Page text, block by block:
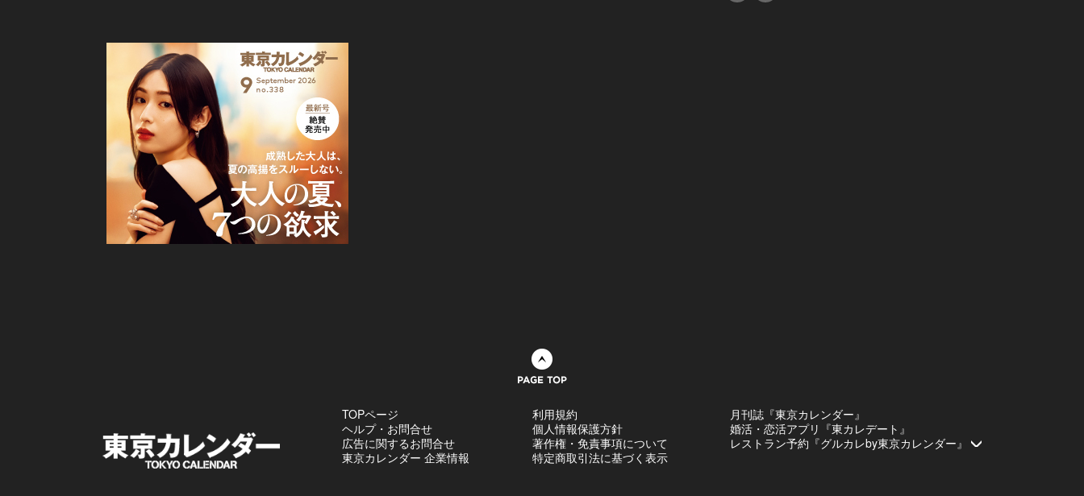
TOPページ
ヘルプ・お問合せ
広告に関するお問合せ
東京カレンダー 企業情報
利用規約
個人情報保護方針
著作権・免責事項について
特定商取引法に基づく表示
月刊誌『東京カレンダー』
婚活・恋活アプリ『東カレデート』
レストラン予約『グルカレby東京カレンダー』